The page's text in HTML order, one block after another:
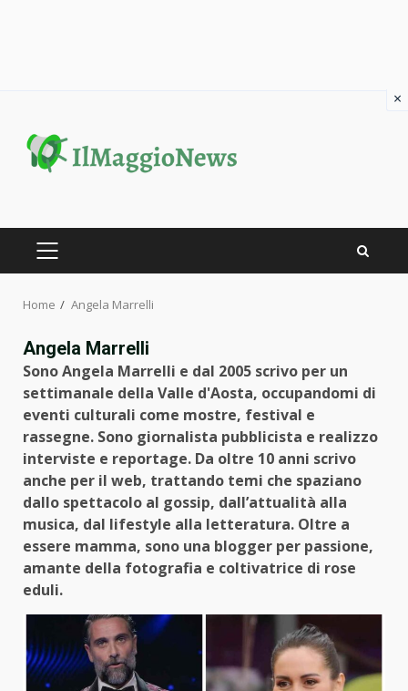
content
PRIMARY
Home Angela Marrelli
Angela Marrelli
Sono Angela Marrelli e dal 2005 scrivo per un
settimanale della Valle d'Aosta, occupandomi di
eventi culturali come mostre, festival e
rassegne. Sono giornalista pubblicista e realizzo
interviste e reportage. Da oltre 10 anni scrivo
anche per il web, trattando temi che spaziano
dallo spettacolo al gossip, dall’attualità alla
musica, dal lifestyle alla letteratura. Oltre a
essere mamma, sono una blogger per passione,
amante della fotografia e coltivatrice di rose
eduli.
×